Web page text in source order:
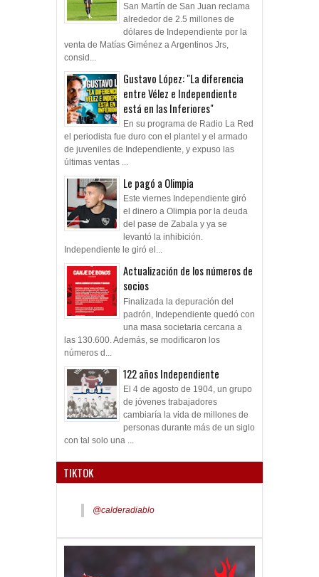
San Martín de San Juan reclama
alrededor de 2.5 millones de
dólares de Independiente por la
venta de Matías Giménez a Argentinos Jrs,
consid...
Gustavo López: "La diferencia
entre Vélez e Independiente
está en las Inferiores"
En su programa de Radio La Red
el periodista fue duro con el plantel y el armado
de juveniles de Independiente, y expuso las
últimas ventas ...
Le pagó a Olimpia
Este viernes Independiente giró
el dinero a Olimpia por la deuda
del pase de Zabala y ya se
levantó la inhibición.
Independiente le giró el...
Actualización de los números de
socios
Finalizada la depuración del
padrón, Independiente quedó con
una masa societaria cercana a
las 130.600. Además, se modificaron los
números d...
122 años Independiente
El 4 de agosto de 1904, un grupo
de jóvenes trabajadores
cambiaría la vida de millones de
personas durante más de un siglo
con tal solo una ...
TIKTOK
@calderadiablo